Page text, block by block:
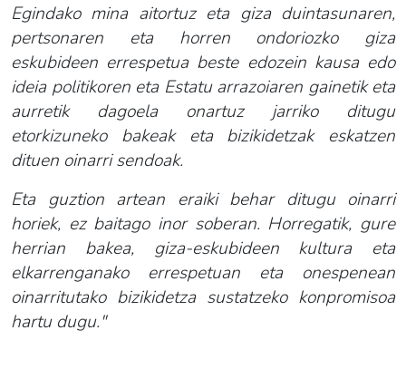
Egindako mina aitortuz eta giza duintasunaren,
pertsonaren eta horren ondoriozko giza
eskubideen errespetua beste edozein kausa edo
ideia politikoren eta Estatu arrazoiaren gainetik eta
aurretik dagoela onartuz jarriko ditugu
etorkizuneko bakeak eta bizikidetzak eskatzen
dituen oinarri sendoak.
Eta guztion artean eraiki behar ditugu oinarri
horiek, ez baitago inor soberan. Horregatik, gure
herrian bakea, giza-eskubideen kultura eta
elkarrenganako errespetuan eta onespenean
oinarritutako bizikidetza sustatzeko konpromisoa
hartu dugu."